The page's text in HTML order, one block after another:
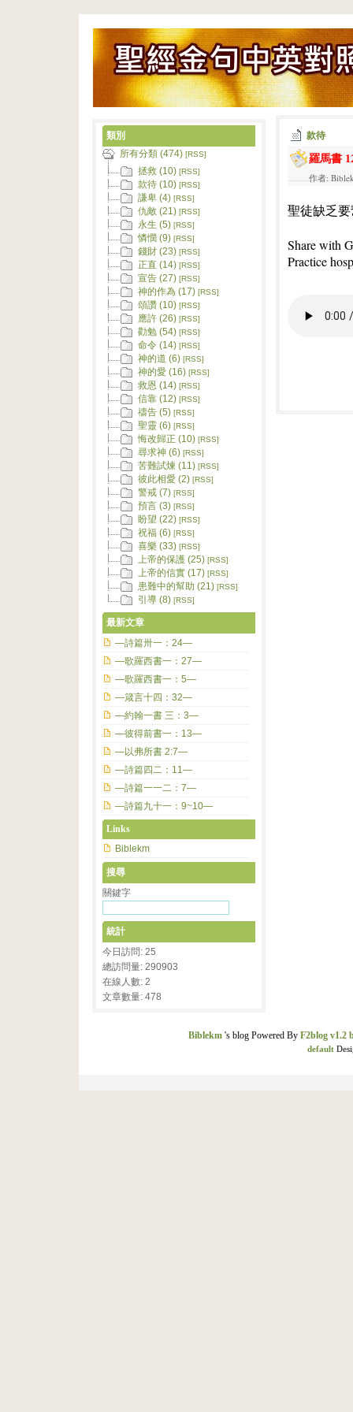
款待
羅馬書
作者:
聖徒缺乏
Share with
Practice
類別
所有分類 (474) [RSS]
拯救 (10) [RSS]
款待 (10) [RSS]
謙卑 (4) [RSS]
仇敵 (21) [RSS]
永生 (5) [RSS]
憐憫 (9) [RSS]
錢財 (23) [RSS]
正直 (14) [RSS]
宣告 (27) [RSS]
神的作為 (17) [RSS]
頌讚 (10) [RSS]
應許 (26) [RSS]
勸勉 (54) [RSS]
命令 (14) [RSS]
神的道 (6) [RSS]
神的愛 (16) [RSS]
救恩 (14) [RSS]
信靠 (12) [RSS]
禱告 (5) [RSS]
聖靈 (6) [RSS]
悔改歸正 (10) [RSS]
尋求神 (6) [RSS]
苦難試煉 (11) [RSS]
彼此相愛 (2) [RSS]
警戒 (7) [RSS]
預言 (3) [RSS]
盼望 (22) [RSS]
祝福 (6) [RSS]
喜樂 (33) [RSS]
上帝的保護 (25) [RSS]
上帝的信實 (17) [RSS]
患難中的幫助 (21) [RSS]
引導 (8) [RSS]
最新文章
—詩篇卅一：24—
—歌羅西書一：27—
—歌羅西書一：5—
—箴言十四：32—
—約翰一書 三：3—
—彼得前書一：13—
—以弗所書 2:7—
—詩篇四二：11—
—詩篇一一二：7—
—詩篇九十一：9~10—
Links
Biblekm
搜尋
關鍵字
統計
今日訪問: 25
總訪問量: 290903
在線人數: 2
文章數量: 478
Biblekm 's blog Powered By F2blog v1.2
default